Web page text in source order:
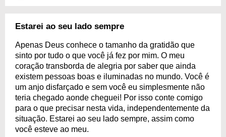
Estarei ao seu lado sempre
Apenas Deus conhece o tamanho da gratidão que
sinto por tudo o que você já fez por mim. O meu
coração transborda de alegria por saber que ainda
existem pessoas boas e iluminadas no mundo. Você é
um anjo disfarçado e sem você eu simplesmente não
teria chegado aonde cheguei! Por isso conte comigo
para o que precisar nesta vida, independentemente da
situação. Estarei ao seu lado sempre, assim como
você esteve ao meu.